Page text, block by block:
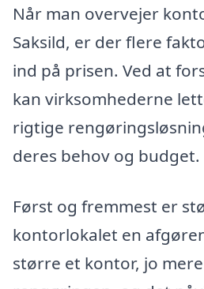
Når man overvejer
Saksild, er der flere
ind på prisen. Ved at
kan virksomhederne
rigtige
deres behov og budget.
Først og fremmest er
kontorlokalet en
større et kontor, jo